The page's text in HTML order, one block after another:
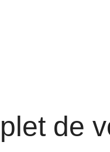
de